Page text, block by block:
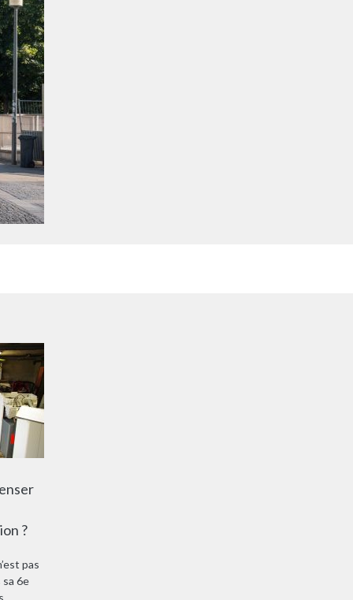
?
pas
6e